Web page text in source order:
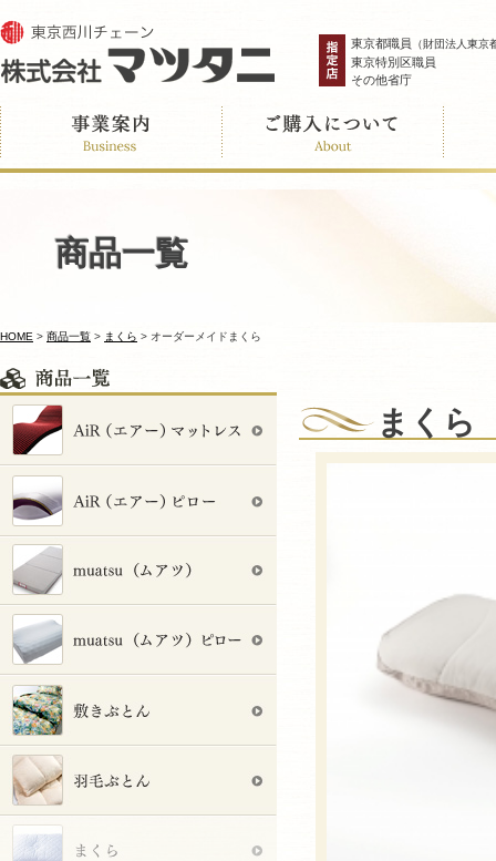
東京都職員 （財団法人東京
東京特別区職員
その他省庁
商品一覧
HOME > 商品一覧 > まくら > オーダーメイドまくら
まくら